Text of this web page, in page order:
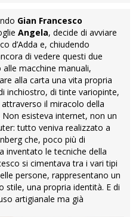
Gian Francesco
Angela, decide di avviare
d’Adda e, chiudendo
di vedere questi due
macchine manuali,
alla carta una vita propria
inchiostro, di tinte variopinte,
il miracolo della
esisteva internet, non un
tutto veniva realizzato a
che, poco più di
inventato le tecniche della
si cimentava tra i vari tipi
persone, rappresentano un
stile, una propria identità. E di
artigianale ma già